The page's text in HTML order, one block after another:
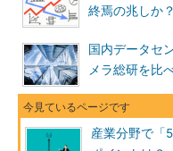
終焉の兆しか？
国内データセ
メラ総研を比
産業分野で「